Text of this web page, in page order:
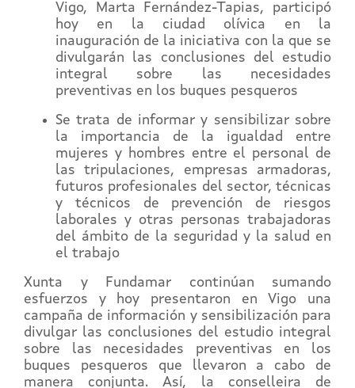
Vigo, Marta Fernández-Tapias, participó
hoy en la ciudad olívica en la
inauguración de la iniciativa con la que se
divulgarán las conclusiones del estudio
integral sobre las necesidades
preventivas en los buques pesqueros
Se trata de informar y sensibilizar sobre
la importancia de la igualdad entre
mujeres y hombres entre el personal de
las tripulaciones, empresas armadoras,
futuros profesionales del sector, técnicas
y técnicos de prevención de riesgos
laborales y otras personas trabajadoras
del ámbito de la seguridad y la salud en
el trabajo
Xunta y Fundamar continúan sumando
esfuerzos y hoy presentaron en Vigo una
campaña de información y sensibilización para
divulgar las conclusiones del estudio integral
sobre las necesidades preventivas en los
buques pesqueros que llevaron a cabo de
manera conjunta. Así, la conselleira de